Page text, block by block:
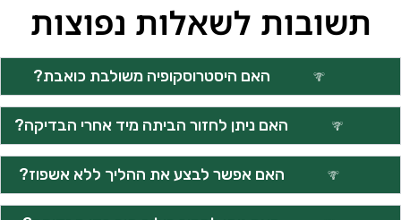
תשובות לשאלות נפוצות
האם היסטרוסקופיה משולבת כואבת?
האם ניתן לחזור הביתה מיד אחרי הבדיקה?
האם אפשר לבצע את ההליך ללא אשפוז?